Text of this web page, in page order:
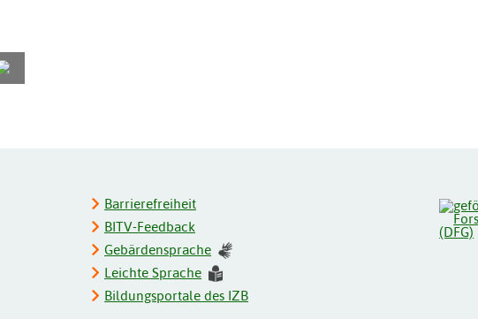
Barrierefreiheit
BITV-Feedback
Gebärdensprache
Leichte Sprache
Bildungsportale des IZB